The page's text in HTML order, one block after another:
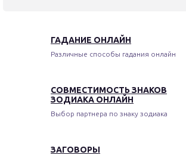
ГАДАНИЕ ОНЛАЙН
Различные способы гадания онлайн
СОВМЕСТИМОСТЬ ЗНАКОВ
ЗОДИАКА ОНЛАЙН
Выбор партнера по знаку зодиака
ЗАГОВОРЫ